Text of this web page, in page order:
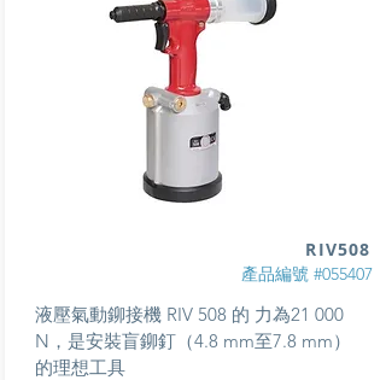
產品編號 #055407
液壓氣動鉚接機 RIV 508 的 力為21 000
N，是安裝盲鉚釘（4.8 mm至7.8 mm）
的理想工具
RIV508